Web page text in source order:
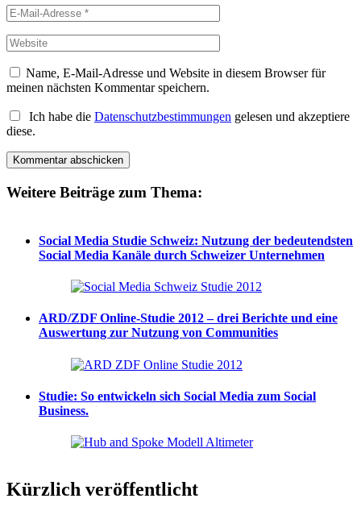
Name, E-Mail-Adresse und Website in diesem Browser für
meinen nächsten Kommentar speichern.
Ich habe die Datenschutzbestimmungen gelesen und akzeptiere
diese.
Weitere Beiträge zum Thema:
Social Media Studie Schweiz: Nutzung der bedeutendsten
Social Media Kanäle durch Schweizer Unternehmen
ARD/ZDF Online-Studie 2012 – drei Berichte und eine
Auswertung zur Nutzung von Communities
Studie: So entwickeln sich Social Media zum Social
Business.
Kürzlich veröffentlicht